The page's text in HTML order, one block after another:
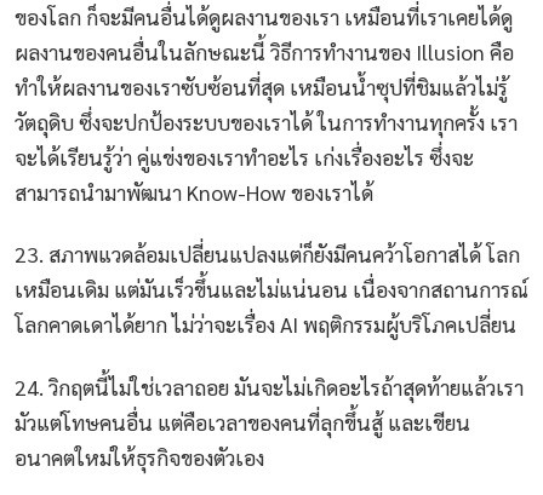
ของโลก ก็จะมีคนอื่นได้ดูผลงานของเรา เหมือนที่เราเคยได้ดู
ผลงานของคนอื่นในลักษณะนี้ วิธีการทำงานของ Illusion คือ
ทำให้ผลงานของเราซับซ้อนที่สุด เหมือนน้ำซุปที่ชิมแล้วไม่รู้
วัตถุดิบ ซึ่งจะปกป้องระบบของเราได้ ในการทำงานทุกครั้ง เรา
จะได้เรียนรู้ว่า คู่แข่งของเราทำอะไร เก่งเรื่องอะไร ซึ่งจะ
สามารถนำมาพัฒนา Know-How ของเราได้
23. สภาพแวดล้อมเปลี่ยนแปลงแต่ก็ยังมีคนคว้าโอกาสได้ โลก
เหมือนเดิม แต่มันเร็วขึ้นและไม่แน่นอน เนื่องจากสถานการณ์
โลกคาดเดาได้ยาก ไม่ว่าจะเรื่อง AI พฤติกรรมผู้บริโภคเปลี่ยน
24. วิกฤตนี้ไม่ใช่เวลาถอย มันจะไม่เกิดอะไรถ้าสุดท้ายแล้วเรา
มัวแต่โทษคนอื่น แต่คือเวลาของคนที่ลุกขึ้นสู้ และเขียน
อนาคตใหม่ให้ธุรกิจของตัวเอง